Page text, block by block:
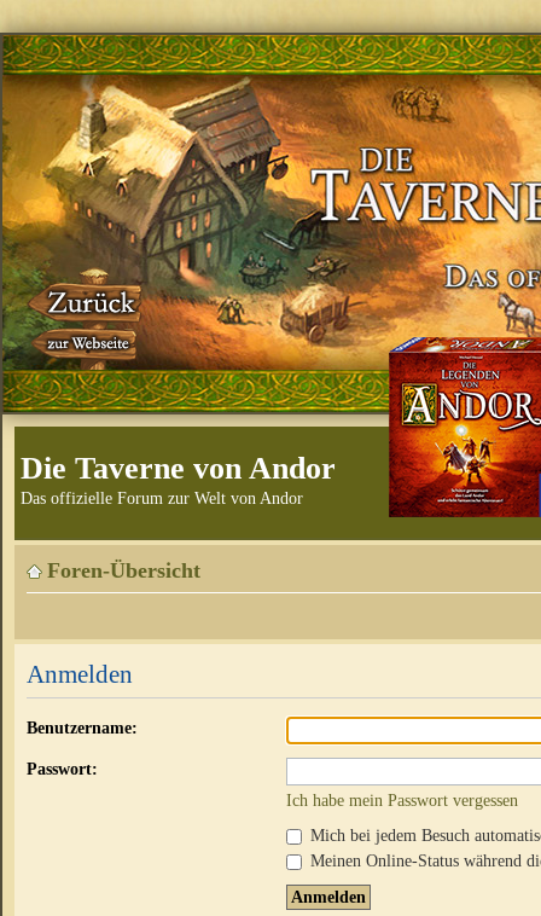
Die Taverne von Andor
Das offizielle Forum zur Welt von Andor
Foren-Übersicht
Anmelden
Benutzername:
Passwort:
Ich habe mein Passwort vergessen
Mich bei jedem Besuch
Meinen Online-Status während